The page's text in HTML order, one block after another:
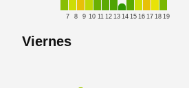
7 8 9 10 11 12 13 14 15 16 17 18 19
Viernes